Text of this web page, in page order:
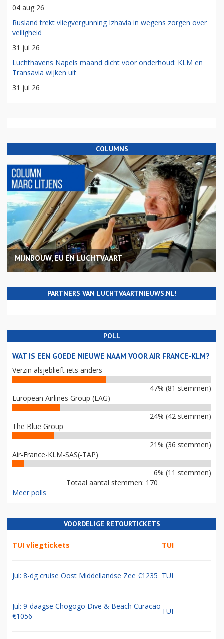
04 aug 26
Rusland trekt vliegvergunning Izhavia in wegens zorgen over
veiligheid
31 jul 26
Luchthavens Napels maand dicht voor onderhoud: KLM en
Transavia wijken uit
31 jul 26
COLUMNS
MIJNBOUW, EU EN LUCHTVAART
PARTNERS VAN LUCHTVAARTNIEUWS.NL!
POLL
WAT IS EEN GOEDE NIEUWE NAAM VOOR AIR FRANCE-KLM?
Verzin alsjeblieft iets anders
47% (81 stemmen)
European Airlines Group (EAG)
24% (42 stemmen)
The Blue Group
21% (36 stemmen)
Air-France-KLM-SAS(-TAP)
6% (11 stemmen)
Totaal aantal stemmen: 170
Meer polls
VOORDELIGE RETOURTICKETS
TUI vliegtickets TUI
Jul: 8-dg cruise Oost Middellandse Zee €1235 TUI
Jul: 9-daagse Chogogo Dive & Beach Curacao
€1056
TUI